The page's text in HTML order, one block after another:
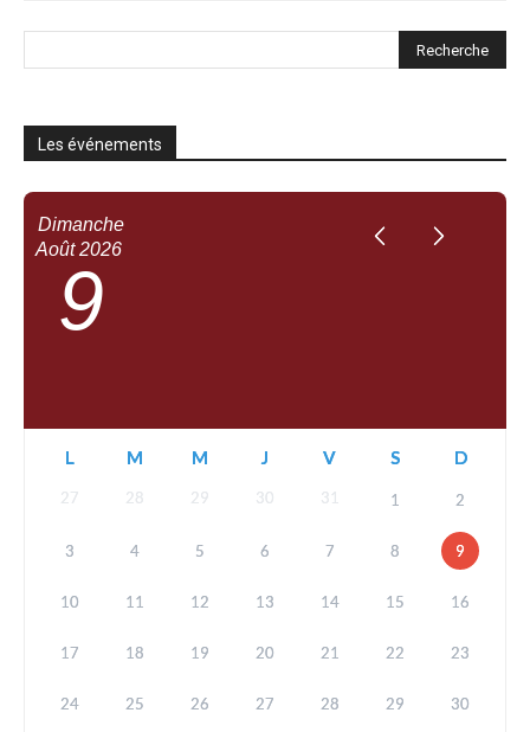
Les événements
Dimanche
Août 2026
9
L M M J V S D
27 28 29 30 31 1 2
3 4 5 6 7 8 9
10 11 12 13 14 15 16
17 18 19 20 21 22 23
24 25 26 27 28 29 30